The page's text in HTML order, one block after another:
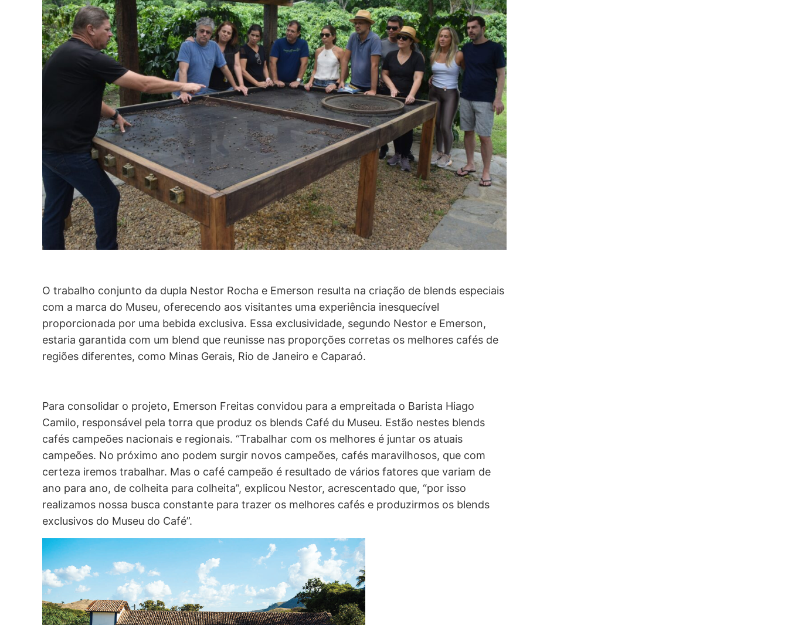
O trabalho conjunto da dupla Nestor Rocha e Emerson resulta na criação de blends especiais
com a marca do Museu, oferecendo aos visitantes uma experiência inesquecível
proporcionada por uma bebida exclusiva. Essa exclusividade, segundo Nestor e Emerson,
estaria garantida com um blend que reunisse nas proporções corretas os melhores cafés de
regiões diferentes, como Minas Gerais, Rio de Janeiro e Caparaó.
Para consolidar o projeto, Emerson Freitas convidou para a empreitada o Barista Hiago
Camilo, responsável pela torra que produz os blends Café du Museu. Estão nestes blends
cafés campeões nacionais e regionais. “Trabalhar com os melhores é juntar os atuais
campeões. No próximo ano podem surgir novos campeões, cafés maravilhosos, que com
certeza iremos trabalhar. Mas o café campeão é resultado de vários fatores que variam de
ano para ano, de colheita para colheita”, explicou Nestor, acrescentado que, “por isso
realizamos nossa busca constante para trazer os melhores cafés e produzirmos os blends
exclusivos do Museu do Café”.